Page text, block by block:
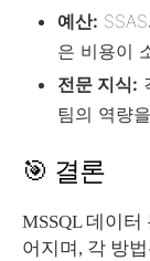
예산:
은 비용이
전문 지식:
팀의 역량
🎯 결론
MSSQL 데이
어지며, 각 방